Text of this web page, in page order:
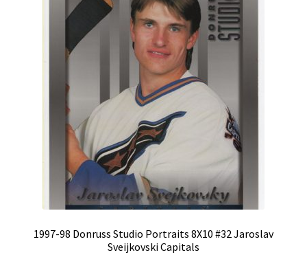
1997-98 Donruss Studio Portraits 8X10 #32 Jaroslav
Sveijkovski Capitals